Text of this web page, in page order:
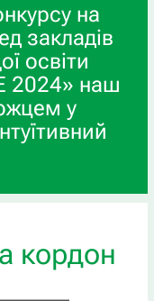
на
закладів
освіти
2024» наш
у
кордон